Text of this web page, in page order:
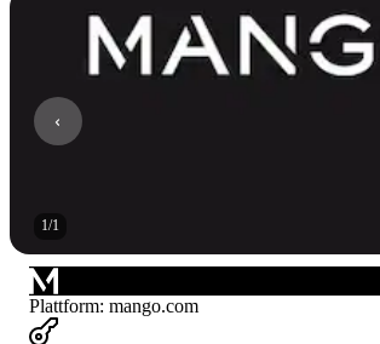
1/1
Plattform: mango.com